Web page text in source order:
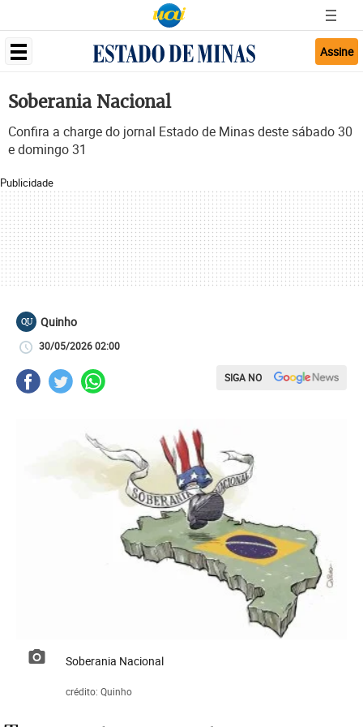
Assine
Soberania Nacional
Confira a charge do jornal Estado de Minas deste sábado 30
e domingo 31
Publicidade
QU Quinho
30/05/2026 02:00
SIGA NO
Soberania Nacional
crédito: Quinho